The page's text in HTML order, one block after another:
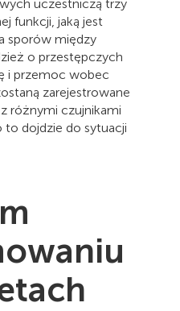
uczestniczą trzy
funkcji, jaką jest
sporów między
o przestępczych
i przemoc wobec
zarejestrowane
różnymi czujnikami
dojdzie do sytuacji